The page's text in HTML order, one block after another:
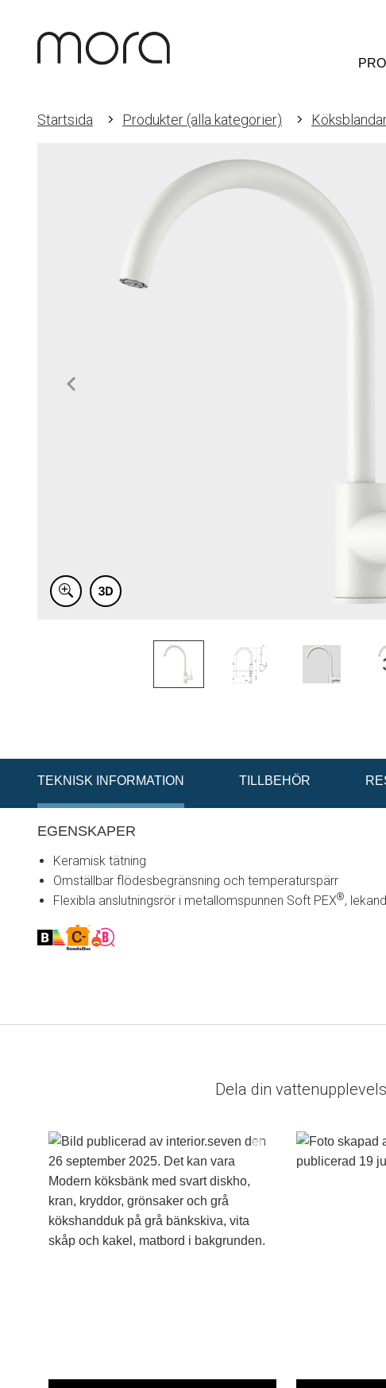
Startsida Produkter (alla kategorier)
TEKNISK INFORMATION TILLBEHÖR
EGENSKAPER
Keramisk tätning
Omställbar flödesbegränsning och temperaturspärr
Flexibla anslutningsrör i metallomspunnen Soft PEX®,
Dela din